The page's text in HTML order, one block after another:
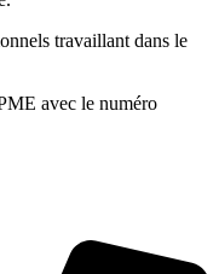
travaillant dans le
avec le numéro